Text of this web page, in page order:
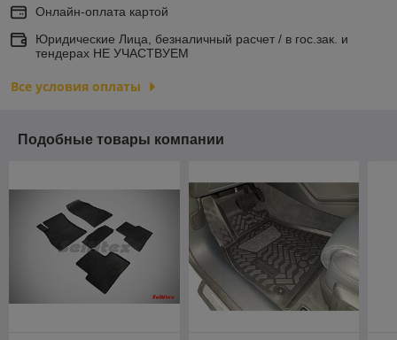
Онлайн-оплата картой
Юридические Лица, безналичный расчет / в гос.зак. и
тендерах НЕ УЧАСТВУЕМ
Все условия оплаты
Подобные товары компании